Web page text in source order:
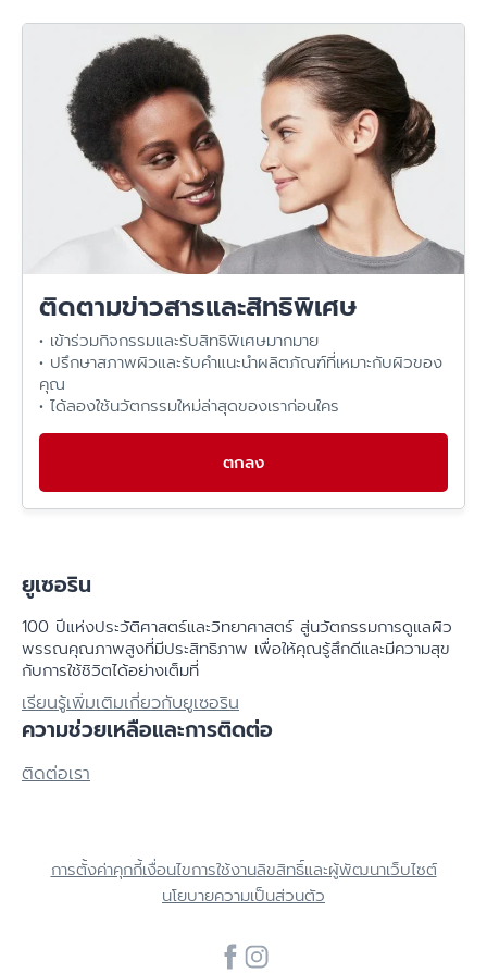
ติดตามข่าวสารและสิทธิพิเศษ
• เข้าร่วมกิจกรรมและรับสิทธิพิเศษมากมาย
• ปรึกษาสภาพผิวและรับคำแนะนำผลิตภัณฑ์ที่เหมาะกับผิวของ
คุณ
• ได้ลองใช้นวัตกรรมใหม่ล่าสุดของเราก่อนใคร
ตกลง
ยูเซอริน
100 ปีแห่งประวัติศาสตร์​และวิทยาศาสตร์ สู่นวัตกรรมการดูแลผิว
พรรณคุณภาพสูงที่มีประสิทธิภาพ เพื่อให้คุณรู้สึกดีและมีความสุข
กับการใช้ชิวิตได้อย่างเต็มที่
เรียนรู้เพิ่มเติมเกี่ยวกับยูเซอริน
ความช่วยเหลือและการติดต่อ
ติดต่อเรา
การตั้งค่าคุกกี้เงื่อนไขการใช้งานลิขสิทธิ์และผู้พัฒนาเว็บไซต์
นโยบายความเป็นส่วนตัว